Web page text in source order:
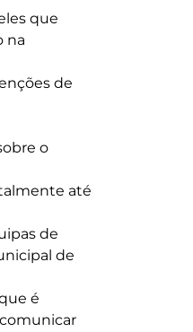
que
na
de
o
até
de
de
é